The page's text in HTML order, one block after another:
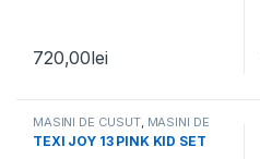
720,00lei
MASINI DE CUSUT, MASINI DE
CUSUT CASNICE
TEXI JOY 13 PINK KID SET